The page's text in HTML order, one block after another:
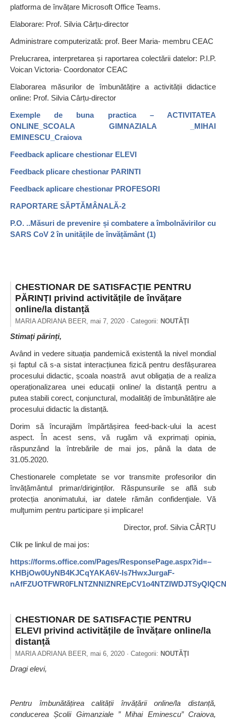
platforma de învățare Microsoft Office Teams.
Elaborare: Prof. Silvia Cârțu-director
Administrare computerizată: prof. Beer Maria- membru CEAC
Prelucrarea, interpretarea și raportarea colectării datelor: P.I.P.
Voican Victoria- Coordonator CEAC
Elaborarea măsurilor de îmbunătățire a activității didactice
online: Prof. Silvia Cârțu-director
Exemple de buna practica – ACTIVITATEA
ONLINE_SCOALA GIMNAZIALA _MIHAI
EMINESCU_Craiova
Feedback aplicare chestionar ELEVI
Feedback plicare chestionar PARINTI
Feedback aplicare chestionar PROFESORI
RAPORTARE SĂPTĂMÂNALĂ-2
P.O. ..Măsuri de prevenire și combatere a îmbolnăvirilor cu
SARS CoV 2 în unitățile de învățământ (1)
CHESTIONAR DE SATISFACȚIE PENTRU
PĂRINȚI privind activitățile de învățare
online/la distanță
MARIA ADRIANA BEER, mai 7, 2020 · Categorii: NOUTĂŢI
Stimați părinți,
Având in vedere situația pandemică existentă la nivel mondial
și faptul că s-a sistat interacțiunea fizică pentru desfășurarea
procesului didactic, școala noastră avut obligația de a realiza
operaționalizarea unei educații online/ la distanță pentru a
putea stabili corect, conjunctural, modalități de îmbunătățire ale
procesului didactic la distanță.
Dorim să încurajăm împărtășirea feed-back-ului la acest
aspect. În acest sens, vă rugăm vă exprimați opinia,
răspunzând la întrebările de mai jos, până la data de
31.05.2020.
Chestionarele completate se vor transmite profesorilor din
învățământul primar/diriginților. Răspunsurile se află sub
protecția anonimatului, iar datele rămân confidenţiale. Vă
mulţumim pentru participare și implicare!
Director, prof. Silvia CÂRȚU
Clik pe linkul de mai jos:
https://forms.office.com/Pages/ResponsePage.aspx?id=–
KHBjOw0UyNB4KJCqYAKA6V-ls7HwxJurgaF-
CHESTIONAR DE SATISFACȚIE PENTRU
ELEVI privind activitățile de învățare online/la
distanță
MARIA ADRIANA BEER, mai 6, 2020 · Categorii: NOUTĂŢI
Dragi elevi,
Pentru îmbunătățirea calității învățării online/la distanță,
conducerea Școlii Gimanziale ” Mihai Eminescu” Craiova,